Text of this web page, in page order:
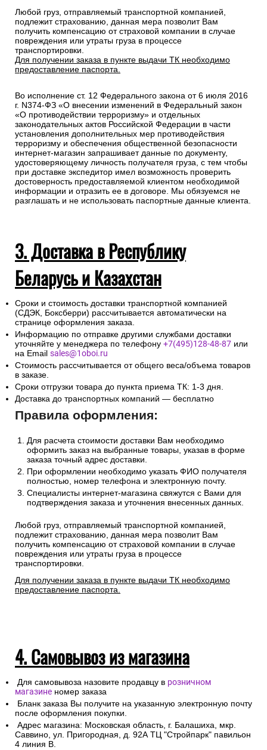
Любой груз, отправляемый транспортной компанией,
подлежит страхованию, данная мера позволит Вам
получить компенсацию от страховой компании в случае
повреждения или утраты груза в процессе
транспортировки.
Для получении заказа в пункте выдачи ТК необходимо
предоставление паспорта.
Во исполнение ст. 12 Федерального закона от 6 июля 2016
г. N374-ФЗ «О внесении изменений в Федеральный закон
«О противодействии терроризму» и отдельных
законодательных актов Российской Федерации в части
установления дополнительных мер противодействия
терроризму и обеспечения общественной безопасности
интернет-магазин запрашивает данные по документу,
удостоверяющему личность получателя груза, с тем чтобы
при доставке экспедитор имел возможность проверить
достоверность предоставляемой клиентом необходимой
информации и отразить ее в договоре. Мы обязуемся не
разглашать и не использовать паспортные данные клиента.
3. Доставка в Республику
Беларусь и Казахстан
Сроки и стоимость доставки транспортной компанией
(СДЭК, Боксберри) рассчитывается автоматически на
странице оформления заказа.
Информацию по отправке другими службами доставки
уточняйте у менеджера по телефону +7(495)128-48-87 или
на Email sales@1oboi.ru
Стоимость рассчитывается от общего веса/объема товаров
в заказе.
Сроки отгрузки товара до пункта приема ТК: 1-3 дня.
Доставка до транспортных компаний — бесплатно
Правила оформления:
Для расчета стоимости доставки Вам необходимо
оформить заказ на выбранные товары, указав в форме
заказа точный адрес доставки.
При оформлении необходимо указать ФИО получателя
полностью, номер телефона и электронную почту.
Специалисты интернет-магазина свяжутся с Вами для
подтверждения заказа и уточнения внесенных данных.
Любой груз, отправляемый транспортной компанией,
подлежит страхованию, данная мера позволит Вам
получить компенсацию от страховой компании в случае
повреждения или утраты груза в процессе
транспортировки.
Для получении заказа в пункте выдачи ТК необходимо
предоставление паспорта.
4. Самовывоз из магазина
Для самовывоза назовите продавцу в розничном
магазине номер заказа
Бланк заказа Вы получите на указанную электронную почту
после оформления покупки.
Адрес магазина: Московская область, г. Балашиха, мкр.
Саввино, ул. Пригородная, д. 92А ТЦ "Стройпарк" павильон
4 линия В.